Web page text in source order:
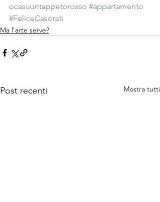
ocasuuntappetorosso #appartamento
#FeliceCasorati
Ma l'arte serve?
Post recenti Mostra tutti